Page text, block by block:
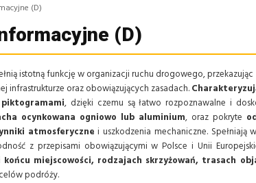
(D)
(D)
istotną funkcję w organizacji ruchu drogowego,
infrastrukturze oraz obowiązujących zasadach.
, dzięki czemu są łatwo rozpoznawalne i
ocynkowana ogniowo lub aluminium, oraz pokryte
atmosferyczne i uszkodzenia mechaniczne. Spełniają
z przepisami obowiązującymi w Polsce i Unii
miejscowości, rodzajach skrzyżowań, trasach
podróży.